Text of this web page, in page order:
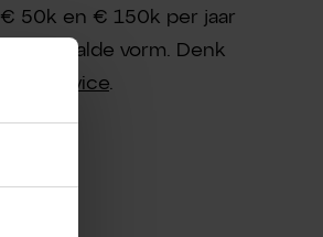
50k en € 150k per jaar
bepaalde vorm. Denk
a Service.